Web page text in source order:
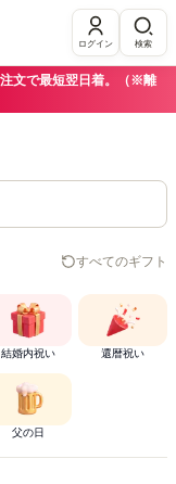
ログイン 検索
注文で最短翌日着。（※離
すべてのギフト
結婚内祝い 還暦祝い
父の日